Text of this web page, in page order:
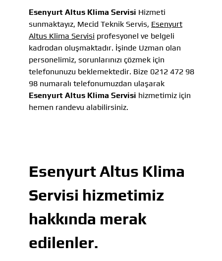
Esenyurt Altus Klima Servisi Hizmeti
sunmaktayız, Mecid Teknik Servis, Esenyurt
Altus Klima Servisi profesyonel ve belgeli
kadrodan oluşmaktadır. İşinde Uzman olan
personelimiz, sorunlarınızı çözmek için
telefonunuzu beklemektedir. Bize 0212 472 98
98 numaralı telefonumuzdan ulaşarak
Esenyurt Altus Klima Servisi hizmetimiz için
hemen randevu alabilirsiniz.
Esenyurt Altus Klima
Servisi hizmetimiz
hakkında merak
edilenler.